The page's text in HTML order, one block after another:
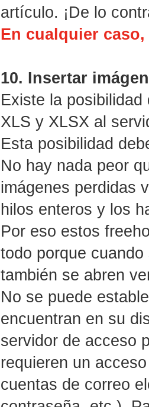
artículo. ¡De lo
En cualquier caso,
10. Insertar
Existe la
XLS y XLSX al
Esta posibilidad
No hay nada peor
imágenes perdidas
hilos enteros y los
Por eso estos
todo porque
también se abren
No se puede
encuentran en su
servidor de acceso
requieren un
cuentas de correo